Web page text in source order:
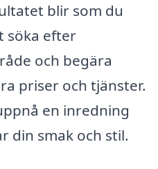
blir som du
söka efter
och begära
priser och tjänster.
en inredning
din smak och stil.